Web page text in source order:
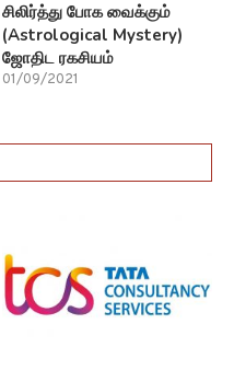
சிலிர்த்து போக வைக்கும்
(Astrological Mystery)
ஜோதிட ரகசியம்
01/09/2021